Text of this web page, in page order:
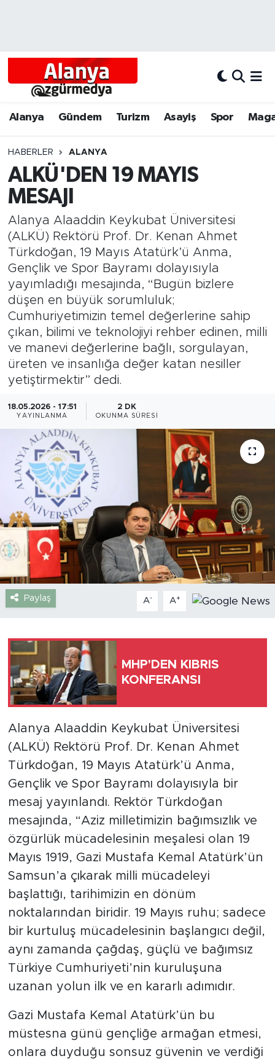
Alanya Gündem Turizm Asayiş Spor
HABERLER ALANYA
ALKÜ'DEN 19 MAYIS
MESAJI
Alanya Alaaddin Keykubat Üniversitesi
(ALKÜ) Rektörü Prof. Dr. Kenan Ahmet
Türkdoğan, 19 Mayıs Atatürk’ü Anma,
Gençlik ve Spor Bayramı dolayısıyla
yayımladığı mesajında, “Bugün bizlere
düşen en büyük sorumluluk;
Cumhuriyetimizin temel değerlerine sahip
çıkan, bilimi ve teknolojiyi rehber edinen, milli
ve manevi değerlerine bağlı, sorgulayan,
üreten ve insanlığa değer katan nesiller
yetiştirmektir” dedi.
18.05.2026 - 17:51
YAYINLANMA
2 DK
OKUNMA SÜRESI
Paylaş A- A+
MHP'DEN KIBRIS
KONFERANSI
Alanya Alaaddin Keykubat Üniversitesi
(ALKÜ) Rektörü Prof. Dr. Kenan Ahmet
Türkdoğan, 19 Mayıs Atatürk’ü Anma,
Gençlik ve Spor Bayramı dolayısıyla bir
mesaj yayınlandı. Rektör Türkdoğan
mesajında, “Aziz milletimizin bağımsızlık ve
özgürlük mücadelesinin meşalesi olan 19
Mayıs 1919, Gazi Mustafa Kemal Atatürk’ün
Samsun’a çıkarak milli mücadeleyi
başlattığı, tarihimizin en dönüm
noktalarından biridir. 19 Mayıs ruhu; sadece
bir kurtuluş mücadelesinin başlangıcı değil,
aynı zamanda çağdaş, güçlü ve bağımsız
Türkiye Cumhuriyeti’nin kuruluşuna
uzanan yolun ilk ve en kararlı adımıdır.
Gazi Mustafa Kemal Atatürk’ün bu
müstesna günü gençliğe armağan etmesi,
onlara duyduğu sonsuz güvenin ve verdiği
Alanyum
Bölgesel
Dünya
Eğitim
Ekonomi
Gazipaşa
Güncel
Gündem
Kültür-Sanat
Sağlık
Siyaset
Spor
Turizm
Türkiye
Yaşam
Yerel
Alanya Hava Durumu
Tüm Manşetler
Son Dakika Haberleri
Haber Arşivi